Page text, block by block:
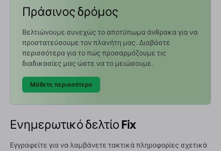
Πράσινος δρόμος
Βελτιώνουμε συνεχώς το αποτύπωμα άνθρακα για να
προστατεύσουμε τον πλανήτη μας. Διαβάστε
περισσότερα για το πώς προσαρμόζουμε τις
διαδικασίες μας ώστε να το μειώσουμε.
Μάθετε περισσότερα
Ενημερωτικό δελτίο Fix
Εγγραφείτε για να λαμβάνετε τακτικά πληροφορίες σχετικά